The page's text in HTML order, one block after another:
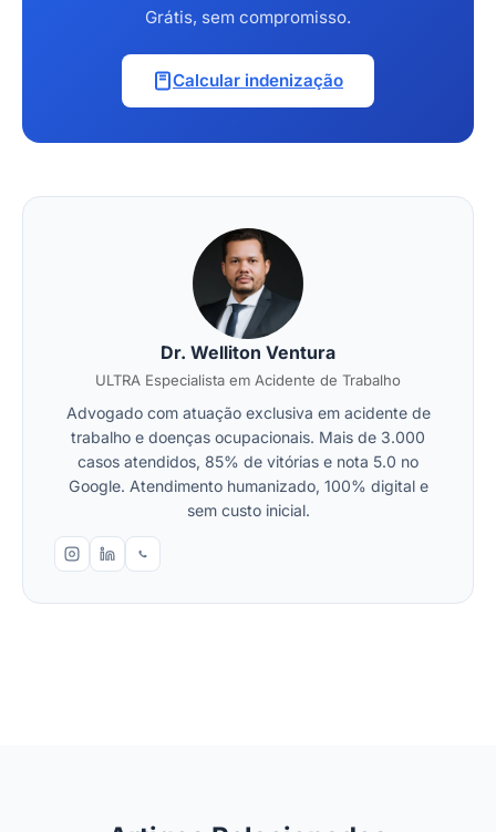
Grátis, sem compromisso.
Calcular indenização
Dr. Welliton Ventura
ULTRA Especialista em Acidente de Trabalho
Advogado com atuação exclusiva em acidente de
trabalho e doenças ocupacionais. Mais de 3.000
casos atendidos, 85% de vitórias e nota 5.0 no
Google. Atendimento humanizado, 100% digital e
sem custo inicial.